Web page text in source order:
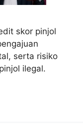
skor pinjol
serta risiko
ilegal.